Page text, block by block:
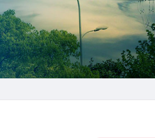
русский
português